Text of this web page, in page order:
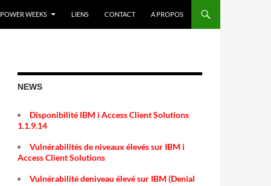
POWER WEEKS LIENS CONTACT A PROPOS
NEWS
Disponibilité IBM i Access Client Solutions
1.1.9.14
Vulnérabilités de niveaux élevés sur IBM i
Access Client Solutions
Vulnérabilité deniveau élevé sur IBM (Denial